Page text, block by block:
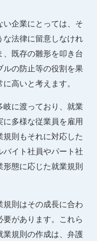
い企業にとっては、そ
な法律に留意しなけれ
既存の雛形を叩き台
ルの防止等の役割を果
高いと考えます。
岐に渡っており、就業
多様な従業員を雇用
規則もそれに対応した
バイト社員やパート社
態に応じた就業規則
規則はその成長に合わ
があります。これら
業規則の作成は、弁護